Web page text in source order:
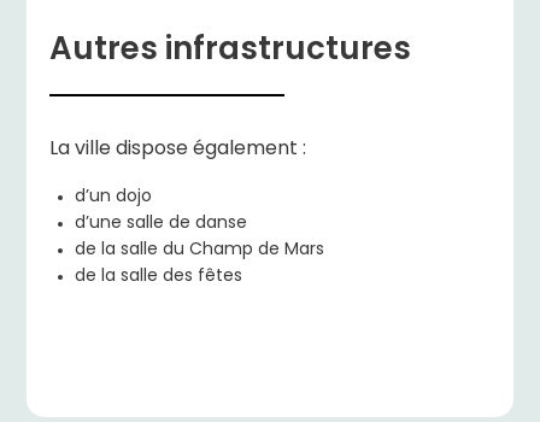
Autres infrastructures
La ville dispose également :
d’un dojo
d’une salle de danse
de la salle du Champ de Mars
de la salle des fêtes